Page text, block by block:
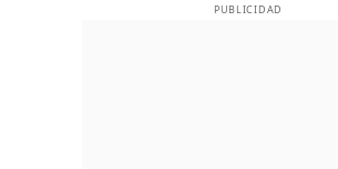
PUBLICIDAD